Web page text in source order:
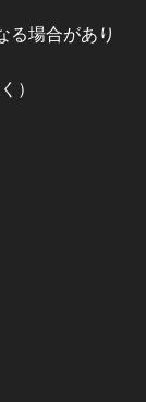
る場合があり
）